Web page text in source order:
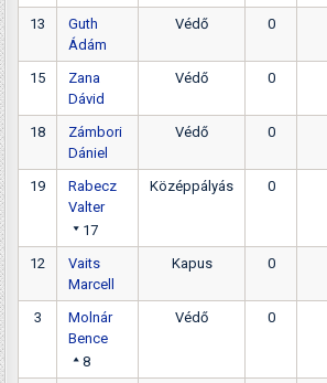
13
Guth
Ádám
Védő 0
15
Zana
Dávid
Védő 0
18
Zámbori
Dániel
Védő 0
19
Rabecz
Valter
17
Középpályás 0
12
Vaits
Marcell
Kapus 0
3
Molnár
Bence
8
Védő 0